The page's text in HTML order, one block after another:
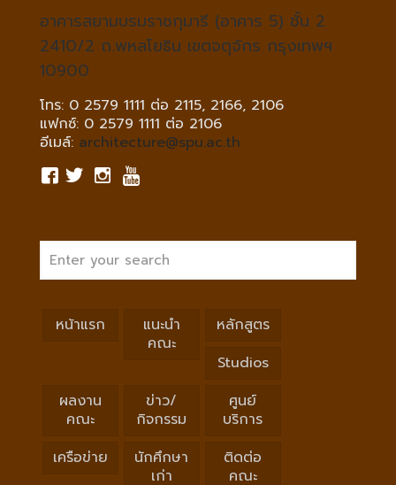
อาคารสยามบรมราชกุมารี (อาคาร 5) ชั้น 2
2410/2 ถ.พหลโยธิน เขตจตุจักร กรุงเทพฯ
10900
โทร: 0 2579 1111 ต่อ 2115, 2166, 2106
แฟกซ์: 0 2579 1111 ต่อ 2106
อีเมล์: architecture@spu.ac.th
หน้าแรก
แนะนำ
คณะ
หลักสูตร
Studios
ผลงาน
คณะ
ข่าว/
กิจกรรม
ศูนย์
บริการ
เครือข่าย
นักศึกษา
เก่า
ติดต่อ
คณะ